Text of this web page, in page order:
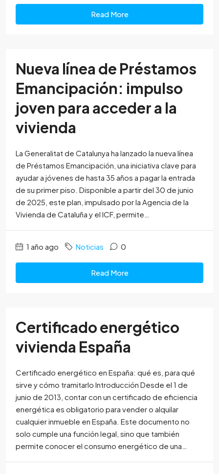
Read More
Nueva línea de Préstamos
Emancipación: impulso
joven para acceder a la
vivienda
La Generalitat de Catalunya ha lanzado la nueva línea
de Préstamos Emancipación, una iniciativa clave para
ayudar a jóvenes de hasta 35 años a pagar la entrada
de su primer piso. Disponible a partir del 30 de junio
de 2025, este plan, impulsado por la Agencia de la
Vivienda de Cataluña y el ICF, permite…
1 año ago Noticias 0
Read More
Certificado energético
vivienda España
Certificado energético en España: qué es, para qué
sirve y cómo tramitarlo Introducción Desde el 1 de
junio de 2013, contar con un certificado de eficiencia
energética es obligatorio para vender o alquilar
cualquier inmueble en España. Este documento no
solo cumple una función legal, sino que también
permite conocer el consumo energético de una…